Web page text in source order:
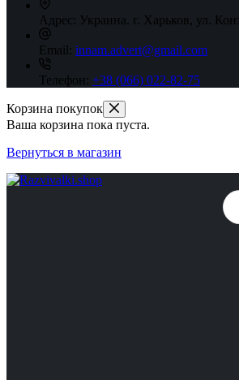
Адрес: Украина. г. Харьков, ул.
Email: innam.advert@gmail.com
Телефон: +38 (066) 022-82-75
Корзина покупок
Ваша корзина пока пуста.
Вернуться в магазин